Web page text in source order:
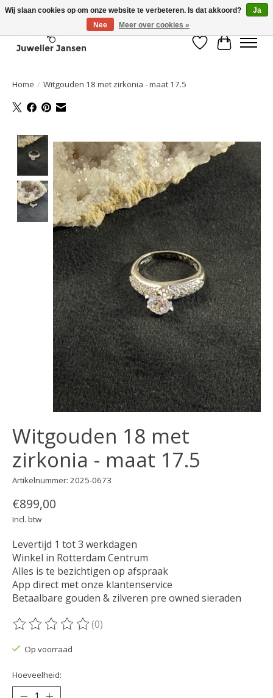
Verlanglijst
Home / Witgouden 18 met zirkonia - maat 17.5
Product image slideshow Items
Witgouden 18 met
zirkonia - maat 17.5
Artikelnummer: 2025-0673
€899,00
Incl. btw
Levertijd 1 tot 3 werkdagen
Winkel in Rotterdam Centrum
Alles is te bezichtigen op afspraak
App direct met onze klantenservice
Betaalbare gouden & zilveren pre owned sieraden
De beoordeling van dit product is
(0)
Op voorraad
Hoeveelheid:
Wij slaan cookies op om onze website te verbeteren. Is dat akkoord?
Ja
Nee
Meer over cookies »